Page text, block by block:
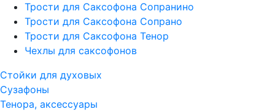
Трости для Саксофона Сопранино
Трости для Саксофона Сопрано
Трости для Саксофона Тенор
Чехлы для саксофонов
Стойки для духовых
Сузафоны
Тенора, аксессуары